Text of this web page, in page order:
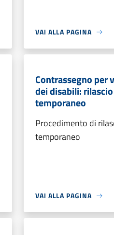
VAI ALLA PAGINA
Contrassegno per
dei disabili:
temporaneo
Procedimento di
temporaneo
VAI ALLA PAGINA